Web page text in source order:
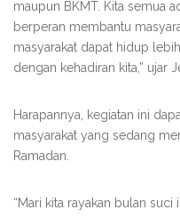
maupun BKMT. Kita semua
berperan membantu
masyarakat dapat hidup
dengan kehadiran kita,” ujar
Harapannya, kegiatan ini
masyarakat yang sedang
Ramadan.
“Mari kita rayakan bulan